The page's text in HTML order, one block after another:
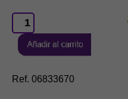
Ref. 06833670